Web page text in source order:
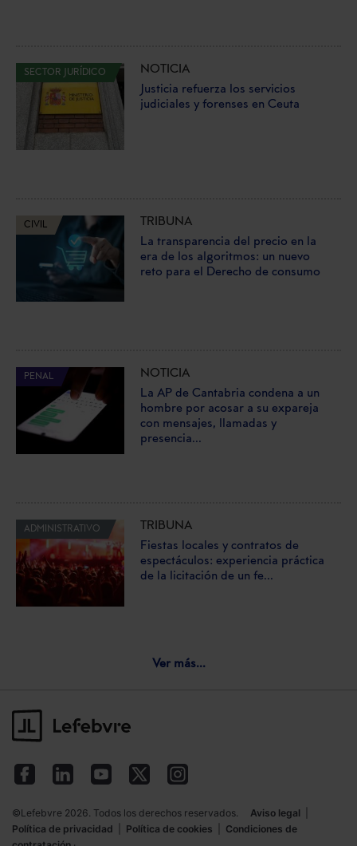
SECTOR JURÍDICO
NOTICIA
Justicia refuerza los servicios
judiciales y forenses en Ceuta
CIVIL
TRIBUNA
La transparencia del precio en la
era de los algoritmos: un nuevo
reto para el Derecho de consumo
PENAL
NOTICIA
La AP de Cantabria condena a un
hombre por acosar a su expareja
con mensajes, llamadas y
presencia...
ADMINISTRATIVO
TRIBUNA
Fiestas locales y contratos de
espectáculos: experiencia práctica
de la licitación de un fe...
Ver más...
©Lefebvre 2026. Todos los derechos reservados. Aviso legal
Política de privacidad
Política de cookies
Condiciones de